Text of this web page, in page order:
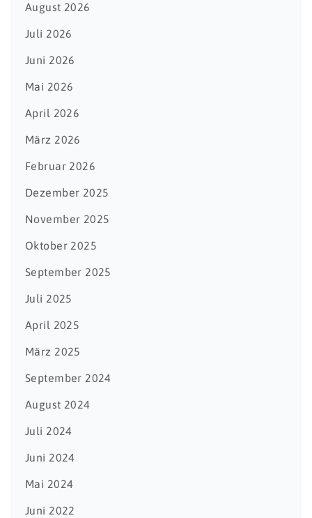
August 2026
Juli 2026
Juni 2026
Mai 2026
April 2026
März 2026
Februar 2026
Dezember 2025
November 2025
Oktober 2025
September 2025
Juli 2025
April 2025
März 2025
September 2024
August 2024
Juli 2024
Juni 2024
Mai 2024
Juni 2022